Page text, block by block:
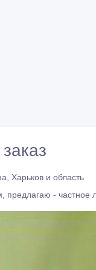
Харьков и область
предлагаю - частное